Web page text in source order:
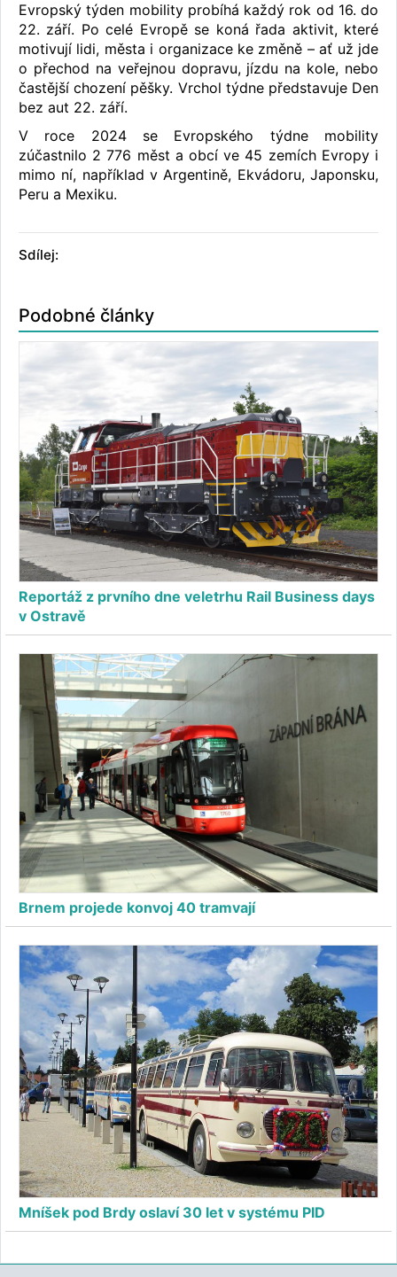
Evropský týden mobility probíhá každý rok od 16. do
22. září. Po celé Evropě se koná řada aktivit, které
motivují lidi, města i organizace ke změně – ať už jde
o přechod na veřejnou dopravu, jízdu na kole, nebo
častější chození pěšky. Vrchol týdne představuje Den
bez aut 22. září.
V roce 2024 se Evropského týdne mobility
zúčastnilo 2 776 měst a obcí ve 45 zemích Evropy i
mimo ní, například v Argentině, Ekvádoru, Japonsku,
Peru a Mexiku.
Sdílej:
Podobné články
Reportáž z prvního dne veletrhu Rail Business days
v Ostravě
Brnem projede konvoj 40 tramvají
Mníšek pod Brdy oslaví 30 let v systému PID